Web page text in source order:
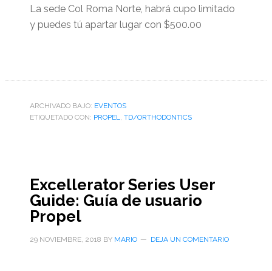
La sede Col Roma Norte, habrá cupo limitado
y puedes tú apartar lugar con $500.00
ARCHIVADO BAJO: EVENTOS
ETIQUETADO CON: PROPEL, TD/ORTHODONTICS
Excellerator Series User
Guide: Guía de usuario
Propel
29 NOVIEMBRE, 2018 BY MARIO DEJA UN COMENTARIO